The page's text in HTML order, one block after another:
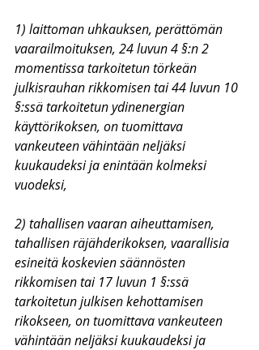
1) laittoman uhkauksen, perättömän
vaarailmoituksen, 24 luvun 4 §:n 2
momentissa tarkoitetun törkeän
julkisrauhan rikkomisen tai 44 luvun 10
§:ssä tarkoitetun ydinenergian
käyttörikoksen, on tuomittava
vankeuteen vähintään neljäksi
kuukaudeksi ja enintään kolmeksi
vuodeksi,
2) tahallisen vaaran aiheuttamisen,
tahallisen räjähderikoksen, vaarallisia
esineitä koskevien säännösten
rikkomisen tai 17 luvun 1 §:ssä
tarkoitetun julkisen kehottamisen
rikokseen, on tuomittava vankeuteen
vähintään neljäksi kuukaudeksi ja